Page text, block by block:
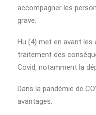
accompagner les
grave.
Hu (4) met en avant les
traitement des
Covid, notamment la
Dans la pandémie de
avantages.